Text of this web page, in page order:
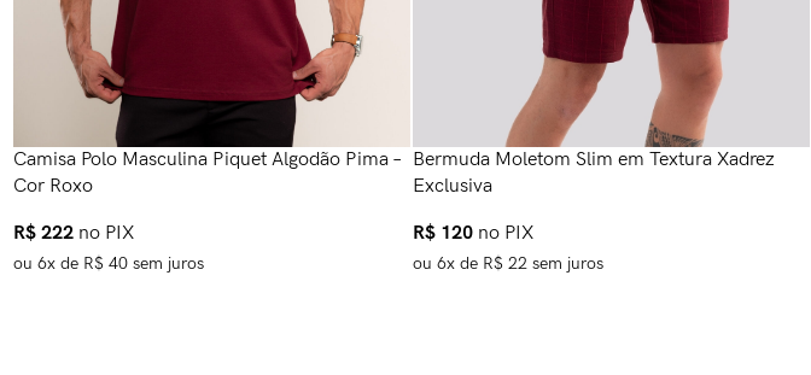
Camisa Polo Masculina Piquet Algodão Pima –
Cor Roxo
R$ 222 no PIX
ou 6x de R$ 40 sem juros
Bermuda Moletom Slim em Textura Xadrez
Exclusiva
R$ 120 no PIX
ou 6x de R$ 22 sem juros